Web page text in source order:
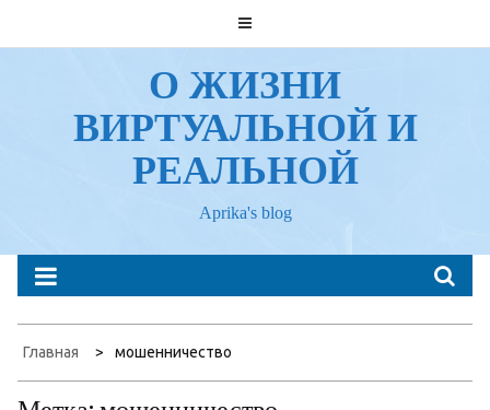
О ЖИЗНИ
ВИРТУАЛЬНОЙ И
РЕАЛЬНОЙ
Aprika's blog
Главная мошенничество